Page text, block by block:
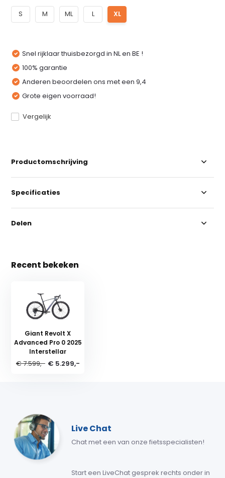
S M ML L XL
Snel rijklaar thuisbezorgd in NL en BE !
100% garantie
Anderen beoordelen ons met een 9,4
Grote eigen voorraad!
Vergelijk
Productomschrijving
Specificaties
Delen
Recent bekeken
Giant Revolt X
Advanced Pro 0 2025
Interstellar
€ 7.599,- € 5.299,-
Live Chat
Chat met een van onze fietsspecialisten!
Start een LiveChat gesprek rechts onder in